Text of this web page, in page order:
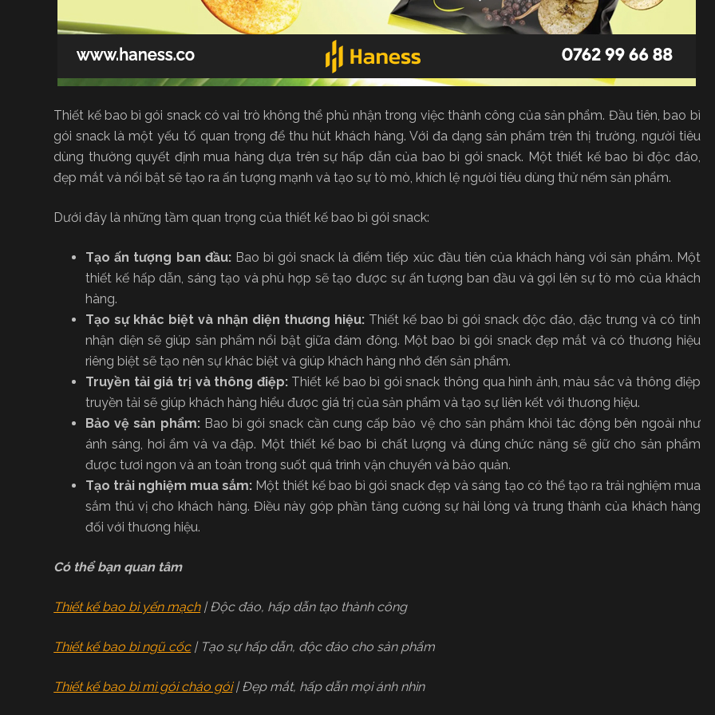
Thiết kế bao bì gói snack có vai trò không thể phủ nhận trong việc thành công của sản phẩm. Đầu tiên, bao bì
gói snack là một yếu tố quan trọng để thu hút khách hàng. Với đa dạng sản phẩm trên thị trường, người tiêu
dùng thường quyết định mua hàng dựa trên sự hấp dẫn của bao bì gói snack. Một thiết kế bao bì độc đáo,
đẹp mắt và nổi bật sẽ tạo ra ấn tượng mạnh và tạo sự tò mò, khích lệ người tiêu dùng thử nếm sản phẩm.
Dưới đây là những tầm quan trọng của thiết kế bao bì gói snack:
Tạo ấn tượng ban đầu:Bao bì gói snack là điểm tiếp xúc đầu tiên của khách hàng với sản phẩm. Một
thiết kế hấp dẫn, sáng tạo và phù hợp sẽ tạo được sự ấn tượng ban đầu và gợi lên sự tò mò của khách
hàng.
Tạo sự khác biệt và nhận diện thương hiệu: Thiết kế bao bì gói snack độc đáo, đặc trưng và có tính
nhận diện sẽ giúp sản phẩm nổi bật giữa đám đông. Một bao bì gói snack đẹp mắt và có thương hiệu
riêng biệt sẽ tạo nên sự khác biệt và giúp khách hàng nhớ đến sản phẩm.
Truyền tải giá trị và thông điệp:Thiết kế bao bì gói snack thông qua hình ảnh, màu sắc và thông điệp
truyền tải sẽ giúp khách hàng hiểu được giá trị của sản phẩm và tạo sự liên kết với thương hiệu.
Bảo vệ sản phẩm:Bao bì gói snack cần cung cấp bảo vệ cho sản phẩm khỏi tác động bên ngoài như
ánh sáng, hơi ẩm và va đập. Một thiết kế bao bì chất lượng và đúng chức năng sẽ giữ cho sản phẩm
được tươi ngon và an toàn trong suốt quá trình vận chuyển và bảo quản.
Tạo trải nghiệm mua sắm: Một thiết kế bao bì gói snack đẹp và sáng tạo có thể tạo ra trải nghiệm mua
sắm thú vị cho khách hàng. Điều này góp phần tăng cường sự hài lòng và trung thành của khách hàng
đối với thương hiệu.
Có thể bạn quan tâm
Thiết kế bao bì yến mạch| Độc đáo, hấp dẫn tạo thành công
Thiết kế bao bì ngũ cốc| Tạo sự hấp dẫn, độc đáo cho sản phẩm
Thiết kế bao bì mì gói cháo gói| Đẹp mắt, hấp dẫn mọi ánh nhìn